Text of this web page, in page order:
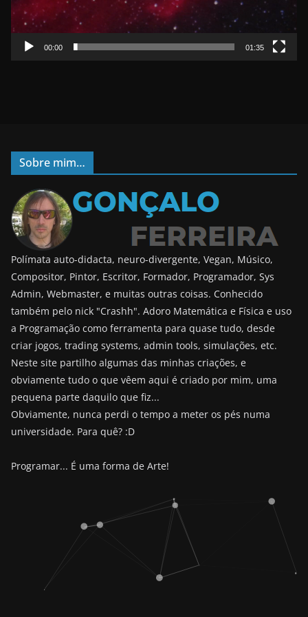
e
r
00:00 01:35
Sobre mim…
Polímata auto-didacta, neuro-divergente, Vegan, Músico,
Compositor, Pintor, Escritor, Formador, Programador, Sys
Admin, Webmaster, e muitas outras coisas. Conhecido
também pelo nick "Crashh". Adoro Matemática e Física e uso
a Programação como ferramenta para quase tudo, desde
criar jogos, trading systems, admin tools, simulações, etc.
Neste site partilho algumas das minhas criações, e
obviamente tudo o que vêem aqui é criado por mim, uma
pequena parte daquilo que fiz...
Obviamente, nunca perdi o tempo a meter os pés numa
universidade. Para quê? :D
Programar... É uma forma de Arte!